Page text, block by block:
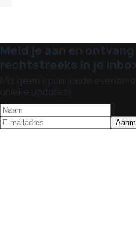
Meld je aan en
rechtstreeks in je
Mis geen spannende
unieke updates!